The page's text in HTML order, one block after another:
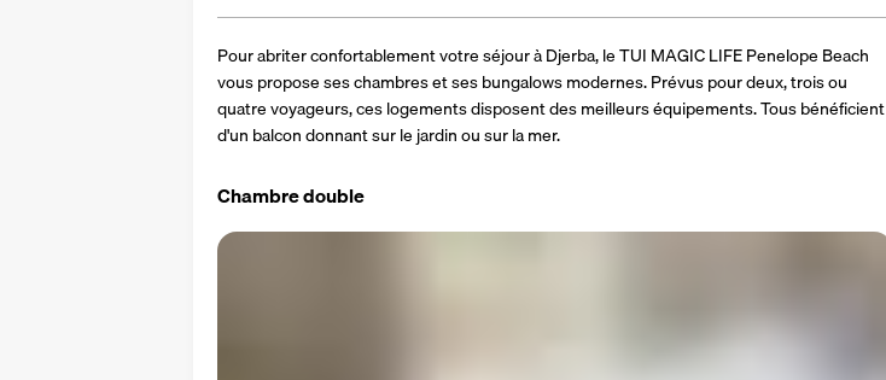
Pour abriter confortablement votre séjour à Djerba, le TUI MAGIC LIFE Penelope Beach
vous propose ses chambres et ses bungalows modernes. Prévus pour deux, trois ou
quatre voyageurs, ces logements disposent des meilleurs équipements. Tous bénéficient
d'un balcon donnant sur le jardin ou sur la mer.
Chambre double